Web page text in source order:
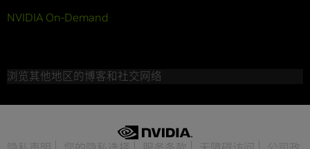
NVIDIA On-Demand
浏览其他地区的博客和社交网络